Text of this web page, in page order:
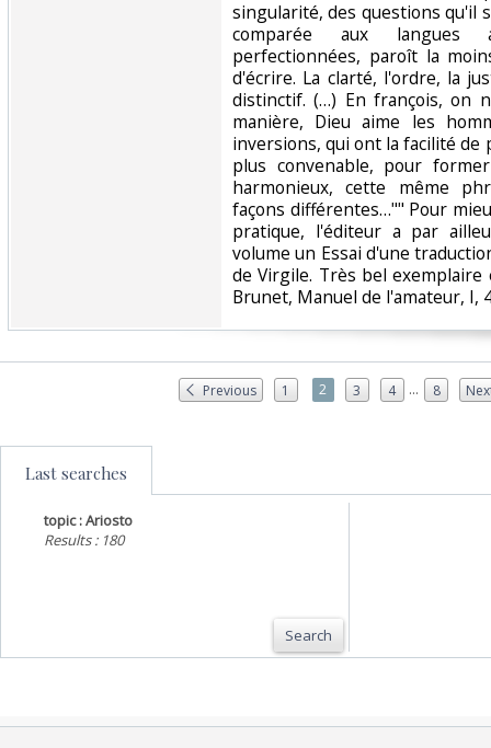
singularité, des questions qu'il
comparée aux langues
perfectionnées, paroît la
d'écrire. La clarté, l'ordre, la
distinctif. (…) En françois, on
manière, Dieu aime les
inversions, qui ont la facilité de
plus convenable, pour
harmonieux, cette même
façons différentes…"" Pour
pratique, l'éditeur a par
volume un Essai d'une
de Virgile. Très bel
Brunet, Manuel de l'amateur, I,
Previous 1 2 3 4 ... 8
Last searches
topic : Ariosto
Results : 180
Search